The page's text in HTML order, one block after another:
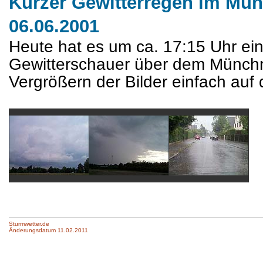
06.06.2001
Heute hat es um ca. 17:15 Uhr
Gewitterschauer über dem
Vergrößern der Bilder einfach auf
Sturmwetter.de
Änderungsdatum 11.02.2011